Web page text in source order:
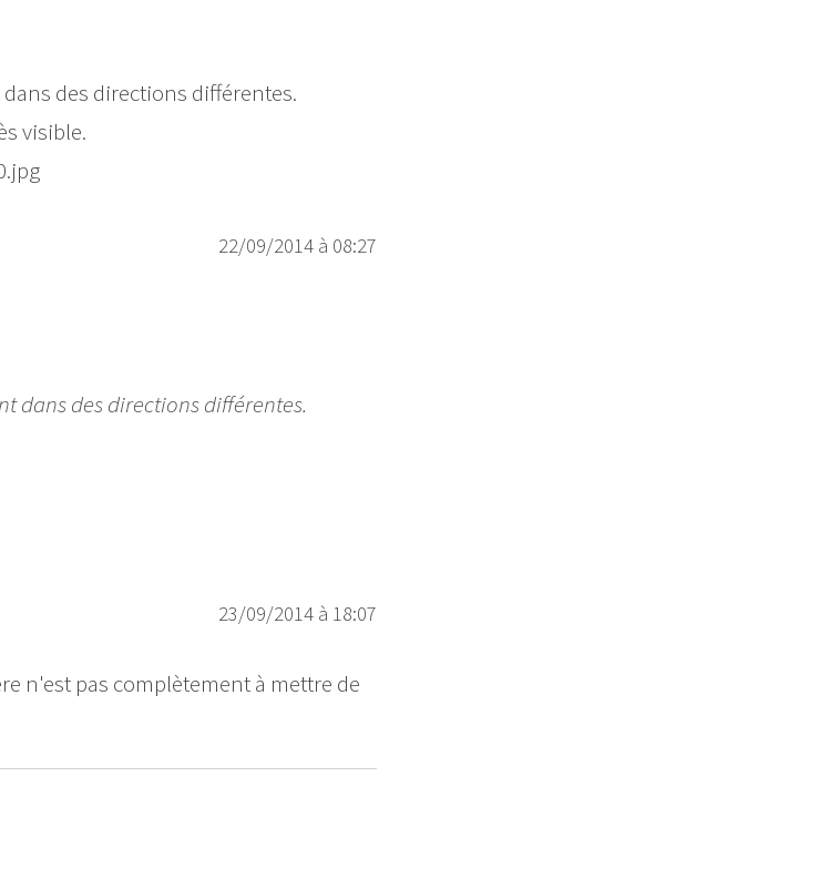
des directions différentes.
visible.
22/09/2014 à 08:27
dans des directions différentes.
23/09/2014 à 18:07
n'est pas complètement à mettre de